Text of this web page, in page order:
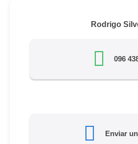
Rodrigo
096
Enviar